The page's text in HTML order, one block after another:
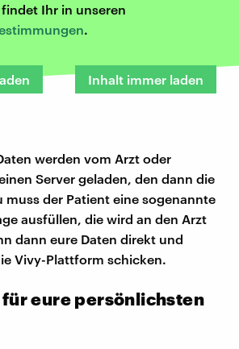
Ihr in unseren
.
Inhalt immer laden
werden vom Arzt oder
Server geladen, den dann die
muss der Patient eine sogenannte
ausfüllen, die wird an den Arzt
dann eure Daten direkt und
Vivy-Plattform schicken.
eure persönlichsten